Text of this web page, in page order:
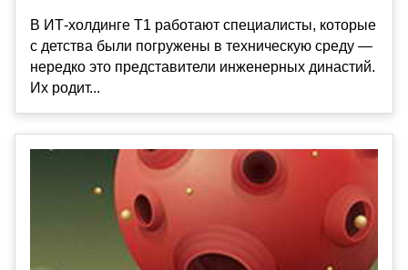
В ИТ-холдинге Т1 работают специалисты, которые
с детства были погружены в техническую среду —
нередко это представители инженерных династий.
Их родит...